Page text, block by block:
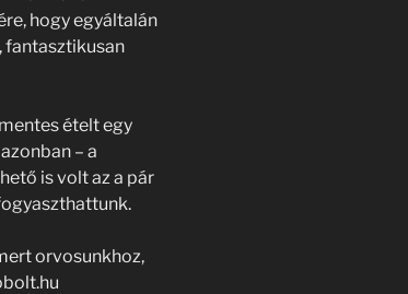
hogy egyáltalán
fantasztikusan
ételt egy
– a
is volt az a pár
orvosunkhoz,